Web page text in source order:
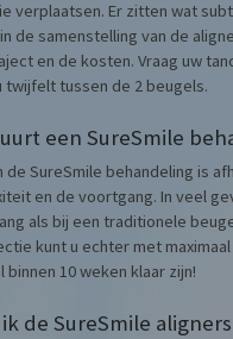
verplaatsen. Er zitten wat
de samenstelling van de
en de kosten. Vraag uw
twijfelt tussen de 2 beugels.
een SureSmile
de SureSmile behandeling is
en de voortgang. In veel
als bij een traditionele
kunt u echter met
binnen 10 weken klaar zijn!
de SureSmile